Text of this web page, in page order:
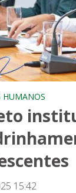
HUMANOS
15:42